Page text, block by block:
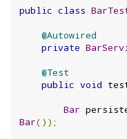
public class
@Autowired
private
@Test
public void
Bar
Bar());